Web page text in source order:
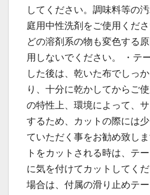
してください。調味料等の
庭用中性洗剤をご使用くだ
どの溶剤系の物も変色する
用しないでください。 ・テ
した後は、乾いた布でしっ
り、十分に乾かしてからご
の特性上、環境によって、
するため、カットの際には
ていただく事をお勧め致し
トをカットされる時は、テ
に気を付けてカットしてく
場合は、付属の滑り止めテ